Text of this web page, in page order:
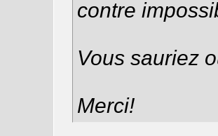
contre
Vous sauriez
Merci!